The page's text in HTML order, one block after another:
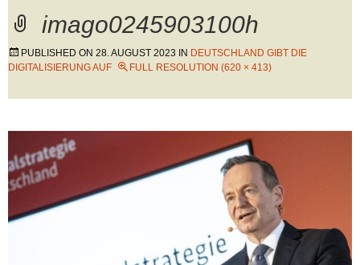
imago0245903100h
PUBLISHED ON 28. AUGUST 2023 IN DEUTSCHLAND GIBT DIE
DIGITALISIERUNG AUF
FULL RESOLUTION (620 × 413)